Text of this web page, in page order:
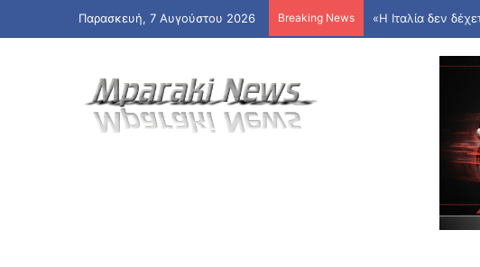
Παρασκευή, 7 Αυγούστου 2026 Breaking News